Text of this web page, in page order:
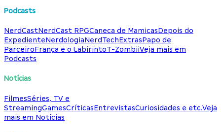
Podcasts
NerdCastNerdCast RPGCaneca de MamicasDepois do
ExpedienteNerdologiaNerdTechExtrasPapo de
ParceiroFrança e o LabirintoT-ZombiiVeja mais em
Podcasts
Notícias
FilmesSéries, TV e
StreamingGamesCríticasEntrevistasCuriosidades e etc.Veja
mais em Notícias